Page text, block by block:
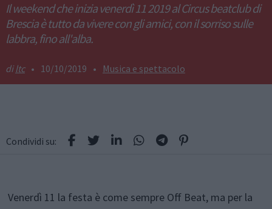
Il weekend che inizia venerdì 11 2019 al Circus beatclub di
Brescia è tutto da vivere con gli amici, con il sorriso sulle
labbra, fino all'alba.
ltc • 10/10/2019 • Musica e spettacolo
Condividi su:
Venerdì 11 la festa è come sempre Off Beat, ma per la